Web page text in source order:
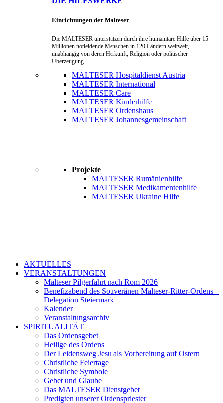
Einrichtungen der Malteser
Die MALTESER unterstützen durch ihre humanitäre Hilfe über 15
Millionen notleidende Menschen in 120 Ländern weltweit,
unabhängig von deren Herkunft, Religion oder politischer
Überzeugung.
MALTESER Hospitaldienst Austria
MALTESER International
MALTESER Care
MALTESER Kinderhilfe
MALTESER Ordenshaus
MALTESER Johannesgemeinschaft
Projekte
MALTESER Rumänienhilfe
MALTESER Medikamentenhilfe
MALTESER Ukraine Hilfe
AKTUELLES
VERANSTALTUNGEN
Malteser Pilgerfahrt nach Rom 2026
Benefizabend des Souveränen Malteser-Ritter-Ordens –
Delegation Steiermark
Kalender
Veranstaltungsarchiv
SPIRITUALITÄT
Das Ordensgebet
Heilige des Ordens
Der Leidensweg Jesu als Vorbereitung auf Ostern
Christliche Feiertage
Christliche Symbole
Gebet und Glaube
Das MALTESER Dienstgebet
Predigten unserer Ordenspriester